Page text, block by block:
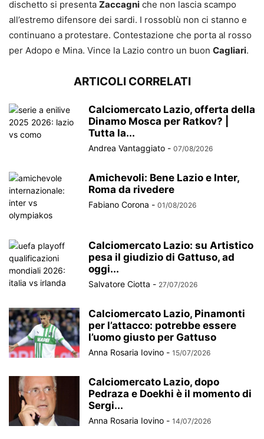
dischetto si presenta Zaccagni che non lascia scampo
all’estremo difensore dei sardi. I rossoblù non ci stanno e
continuano a protestare. Contestazione che porta al rosso
per Adopo e Mina. Vince la Lazio contro un buon Cagliari.
ARTICOLI CORRELATI
Calciomercato Lazio, offerta della
Dinamo Mosca per Ratkov? |
Tutta la...
Andrea Vantaggiato - 07/08/2026
Amichevoli: Bene Lazio e Inter,
Roma da rivedere
Fabiano Corona - 01/08/2026
Calciomercato Lazio: su Artistico
pesa il giudizio di Gattuso, ad
oggi...
Salvatore Ciotta - 27/07/2026
Calciomercato Lazio, Pinamonti
per l’attacco: potrebbe essere
l’uomo giusto per Gattuso
Anna Rosaria Iovino - 15/07/2026
Calciomercato Lazio, dopo
Pedraza e Doekhi è il momento di
Sergi...
Anna Rosaria Iovino - 14/07/2026